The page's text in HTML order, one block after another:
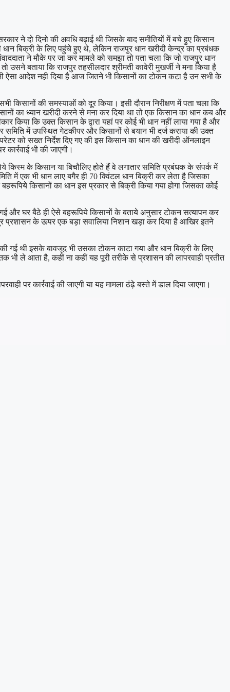
ने दो दिनो की अवधि बढ़ाई थी जिसके बाद समीतियों में बचे हुए किसान
धान बिक्री के लिए पहुंचे हुए थे, लेकिन राजपुर धान खरीदी केन्द्र का प्रबंधक
ने मौके पर जा कर मामले को समझा तो पता चला कि जो राजपुर धान
बताया कि राजपुर तहसीलदार श्रीमती कावेरी मुखर्जी ने मना किया है
ऐसा आदेश नही दिया है आज जितने भी किसानों का टोकन कटा है उन सभी के
किसानों की समस्याओं को दूर किया। इसी दौरान निरीक्षण में पता चला कि
का ध्यान खरीदी करने से मना कर दिया था तो एक किसान का धान कब और
किया कि उक्त किसान के द्वारा यहां पर कोई भी धान नहीं लाया गया है और
में उपस्थित गेटकीपर और किसानों से बयान भी दर्ज कराया की उक्त
को सख्त निर्देश दिए गए की इस किसान का धान की खरीदी ऑनलाइन
भी की जाएगी।
किस्म के किसान या बिचौलिए होते हैं वे लगातार समिति प्रबंधक के संपर्क में
में एक भी धान लाए बगैर ही 70 क्विंटल धान बिक्री कर लेता है जिसका
किसानों का धान इस प्रकार से बिक्री किया गया होगा जिसका कोई
और घर बैठे ही ऐसे बहरूपिये किसानों के बताये अनुसार टोकन सत्यापन कर
प्रशासन के ऊपर एक बड़ा सवालिया निशान खड़ा कर दिया है आखिर इतने
थी इसके बावजूद भी उसका टोकन काटा गया और धान बिक्री के लिए
ले आता है, कहीं ना कहीं यह पूरी तरीके से प्रशासन की लापरवाही प्रतीत
पर कार्रवाई की जाएगी या यह मामला ठंढ़े बस्ते में डाल दिया जाएगा।